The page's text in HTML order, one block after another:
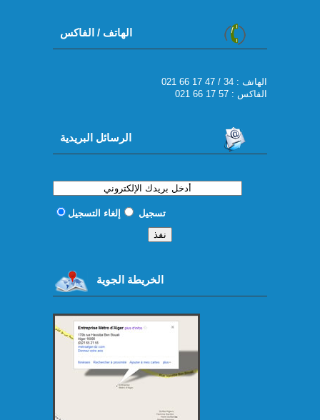
الهاتف / الفاكس
021 66 17 47 / 34 : الهاتف
الفاكس : 57 17 66 021
الرسائل البريدية
تسجيل إلغاء التسجيل
الخريطة الجوية